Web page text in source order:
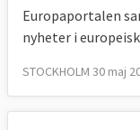
Europaportalen
nyheter i
STOCKHOLM 30 maj